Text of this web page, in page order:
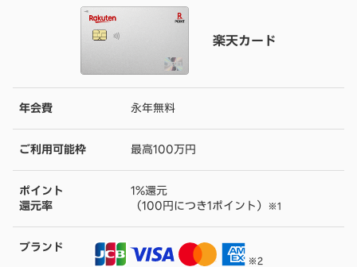
楽天カード
年会費 永年無料
ご利用可能枠 最高100万円
ポイント
還元率
1%還元
（100円につき1ポイント）
※1
ブランド
※2